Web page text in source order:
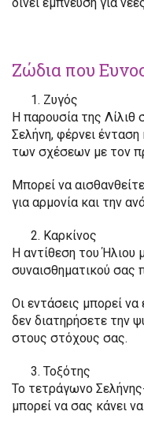
Ζώδια που
Ζυγός
Η παρουσία της Λίλιθ
Σελήνη, φέρνει
των σχέσεων με τον
Μπορεί να
για αρμονία και την
Καρκίνος
Η αντίθεση του Ήλιου
συναισθηματικού σας
Οι εντάσεις μπορεί
δεν διατηρήσετε την
στους στόχους σας.
Τοξότης
Το τετράγωνο
μπορεί να σας κάνει